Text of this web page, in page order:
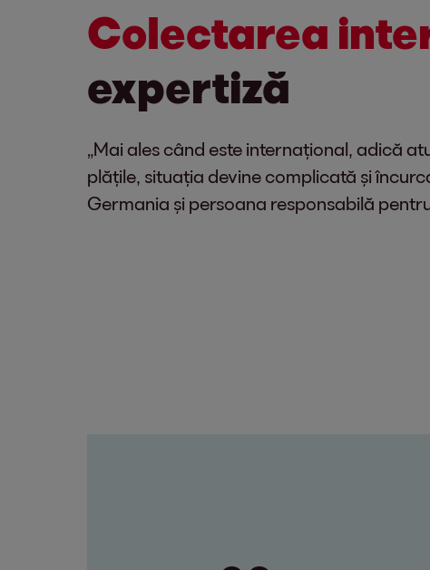
Colectarea
expertiză
„Mai ales când este internațional, adică
plățile, situația devine complicată și
Germania și persoana responsabilă